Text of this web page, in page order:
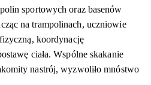
sportowych oraz basenów
na trampolinach, uczniowie
koordynację
ciała. Wspólne skakanie
nastrój, wyzwoliło mnóstwo